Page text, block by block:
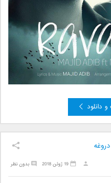
دانلود
بدون نظر 19 ژوئن 2018